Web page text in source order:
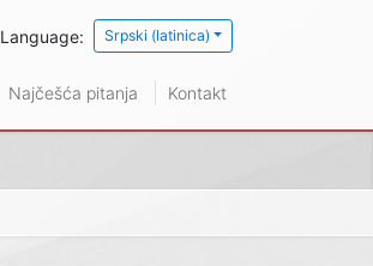
Language: Srpski (latinica)
Najčešća pitanja Kontakt